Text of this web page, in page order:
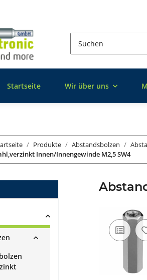
Startseite Wir über uns
Produkte Abstandsbolzen
Innen/Innengewinde M2,5 SW4